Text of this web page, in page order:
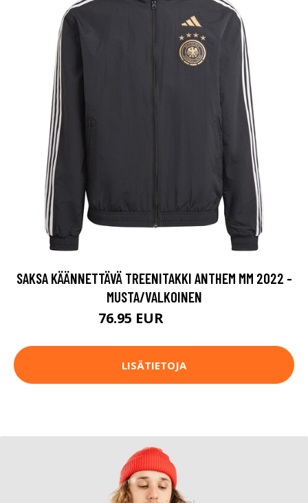
SAKSA KÄÄNNETTÄVÄ TREENITAKKI ANTHEM MM 2022 -
MUSTA/VALKOINEN
76.95 EUR
LISÄTIETOJA